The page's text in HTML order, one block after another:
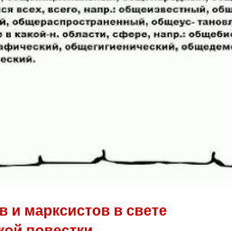
и марксистов в свете